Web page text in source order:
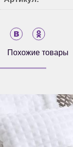
Похожие товары